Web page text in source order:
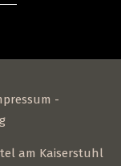
-
am Kaiserstuhl